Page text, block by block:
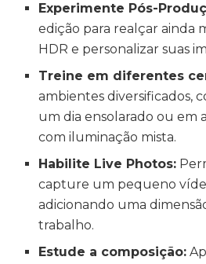
Experimente Pós-
edição para realçar ainda
HDR e personalizar suas
Treine em diferentes
ambientes diversificados,
um dia ensolarado ou em
com iluminação mista.
Habilite Live Photos:
capture um pequeno
adicionando uma
trabalho.
Estude a composição: